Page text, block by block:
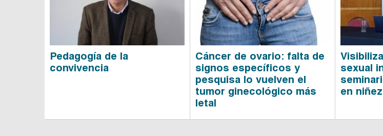
Pedagogía de la
convivencia
Cáncer de ovario: falta de
signos específicos y
pesquisa lo vuelven el
tumor ginecológico más
letal
sexual
en niñez